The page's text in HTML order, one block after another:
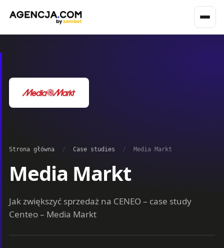
Strona główna / Case studies / Media Markt
Media Markt
Jak zwiększyć sprzedaż na CENEO – case study
Centeo – Media Markt